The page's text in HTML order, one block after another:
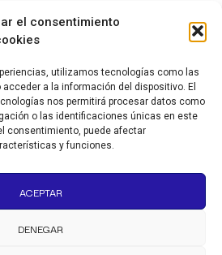
el consentimiento
utilizamos tecnologías como las
a la información del dispositivo. El
nos permitirá procesar datos como
o las identificaciones únicas en este
consentimiento, puede afectar
y funciones.
ACEPTAR
DENEGAR
sobre café
la marca de
en una